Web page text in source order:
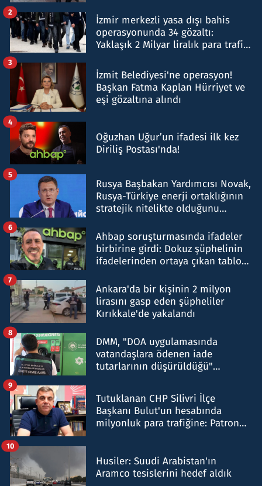
İzmir merkezli yasa dışı bahis
operasyonunda 34 gözaltı:
Yaklaşık 2 Milyar liralık para trafiği
2
İzmit Belediyesi'ne operasyon!
Başkan Fatma Kaplan Hürriyet ve
eşi gözaltına alındı
3
Oğuzhan Uğur’un ifadesi ilk kez
Diriliş Postası'nda!
4
Rusya Başbakan Yardımcısı Novak,
Rusya-Türkiye enerji ortaklığının
stratejik nitelikte olduğunu
5
Ahbap soruşturmasında ifadeler
birbirine girdi: Dokuz şüphelinin
ifadelerinden ortaya çıkan tablo
6
Ankara'da bir kişinin 2 milyon
lirasını gasp eden şüpheliler
Kırıkkale'de yakalandı
7
DMM, "DOA uygulamasında
vatandaşlara ödenen iade
tutarlarının düşürüldüğü"
8
Tutuklanan CHP Silivri İlçe
Başkanı Bulut'un hesabında
milyonluk para trafiğine: Patron
9
Husiler: Suudi Arabistan'ın
Aramco tesislerini hedef aldık
10